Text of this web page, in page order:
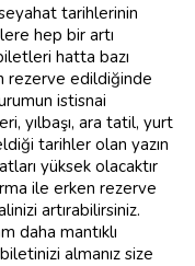
tarihlerinin
hep bir artı
hatta bazı
rezerve edildiğinde
istisnai
yılbaşı, ara tatil, yurt
tarihler olan yazın
yüksek olacaktır
ile erken rezerve
artırabilirsiniz.
daha mantıklı
almanız size